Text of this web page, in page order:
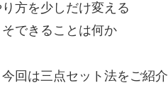
り方を少しだけ変える
そできることは何か
回は三点セット法をご紹